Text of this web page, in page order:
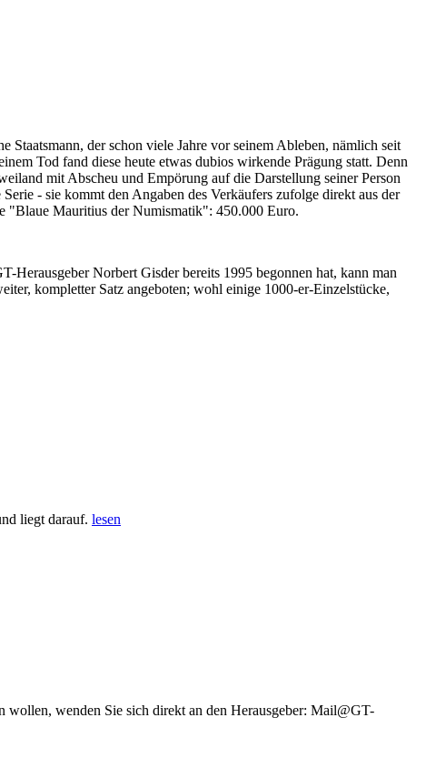
der schon viele Jahre vor seinem Ableben, nämlich seit
Tod fand diese heute etwas dubios wirkende Prägung statt. Denn
mit Abscheu und Empörung auf die Darstellung seiner Person
- sie kommt den Angaben des Verkäufers zufolge direkt aus der
"Blaue Mauritius der Numismatik": 450.000 Euro.
Norbert Gisder bereits 1995 begonnen hat, kann man
kompletter Satz angeboten; wohl einige 1000-er-Einzelstücke,
liegt darauf. lesen
wenden Sie sich direkt an den Herausgeber: Mail@GT-